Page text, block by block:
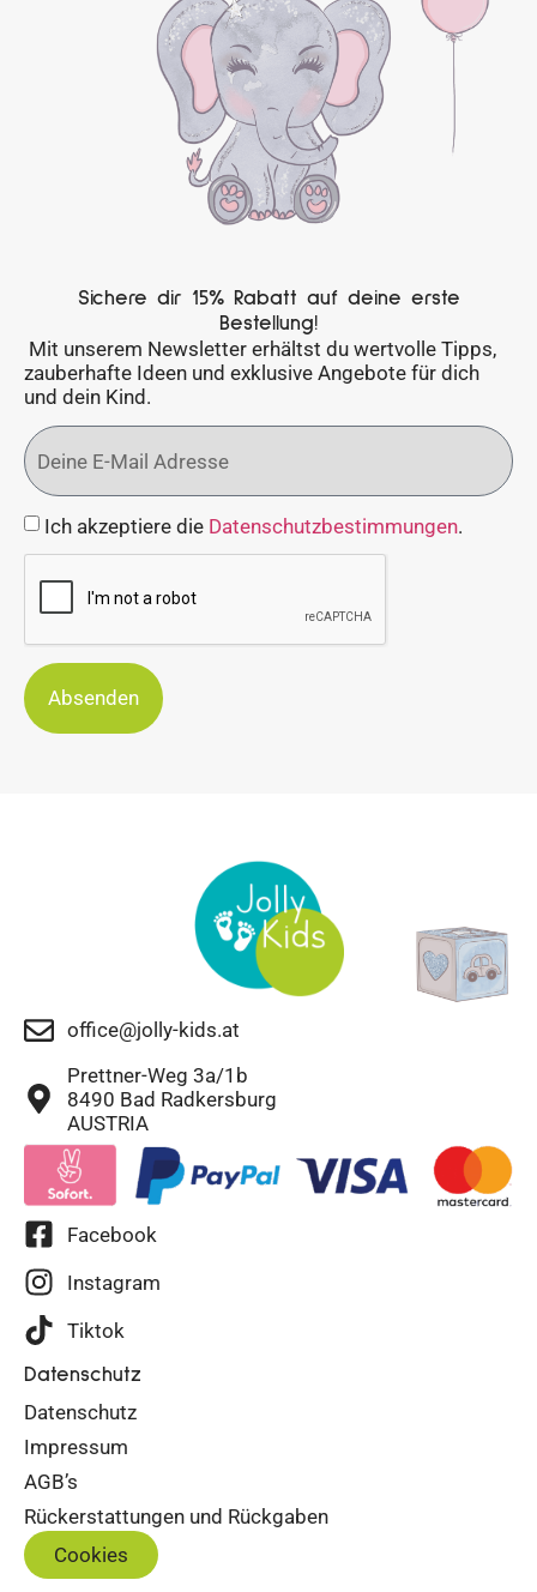
Sichere dir 15% Rabatt auf deine erste
Bestellung!
Mit unserem Newsletter erhältst du wertvolle Tipps,
zauberhafte Ideen und exklusive Angebote für dich
und dein Kind.
Ich akzeptiere die Datenschutzbestimmungen.
Absenden
office@jolly-kids.at
Prettner-Weg 3a/1b
8490 Bad Radkersburg
AUSTRIA
Facebook
Instagram
Tiktok
Datenschutz
Datenschutz
Impressum
AGB’s
Rückerstattungen und Rückgaben
Cookies